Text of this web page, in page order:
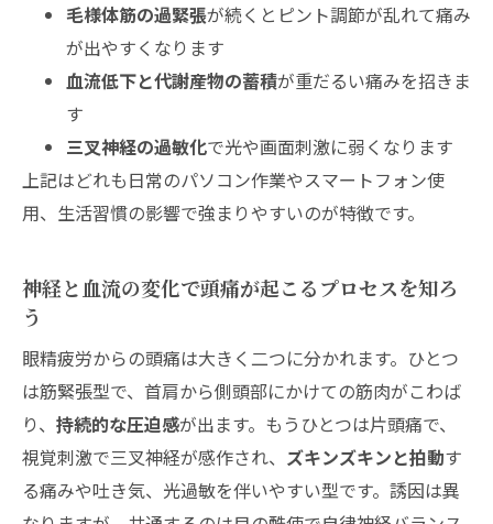
頭痛薬ガイド
目薬の種類と選び方を徹底マスター！眼精
疲労にもベストな一滴を
栄養とビタミンで眼精疲労からの回復力を格上
げ！
ビタミンAやB群やB12やEを食事でおいしく
摂る極意
簡単ストレッチで撃退
チで首肩爽快
目を酷使しないタスク管理術で眼精疲労と
頭痛を防ごう
眼精疲労による頭痛の「困った」をまとめて解
決！厳選Q&A
毛様体筋の過緊張が続くとピント調節が乱れて痛み
が出やすくなります
血流低下と代謝産物の蓄積が重だるい痛みを招きま
す
三叉神経の過敏化で光や画面刺激に弱くなります
上記はどれも日常のパソコン作業やスマートフォン使
用、生活習慣の影響で強まりやすいのが特徴です。
神経と血流の変化で頭痛が起こるプロセスを知ろ
う
眼精疲労からの頭痛は大きく二つに分かれます。ひとつ
は筋緊張型で、首肩から側頭部にかけての筋肉がこわば
り、 持続的な圧迫感が出ます。もうひとつは片頭痛で、
視覚刺激で三叉神経が感作され、 ズキンズキンと拍動す
る痛みや吐き気、光過敏を伴いやすい型です。誘因は異